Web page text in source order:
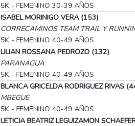
5K - FEMENINO 30-39 AÑOS
ISABEL MORINIGO VERA (153)
CORRECAMINOS TEAM TRAIL Y
5K - FEMENINO 40-49 AÑOS
LILIAN ROSSANA PEDROZO (132)
PARANAGUA
5K - FEMENINO 40-49 AÑOS
BLANCA GRICELDA RODRIGUEZ RIVAS
MBEGUE
5K - FEMENINO 40-49 AÑOS
LETICIA BEATRIZ LEGUIZAMON